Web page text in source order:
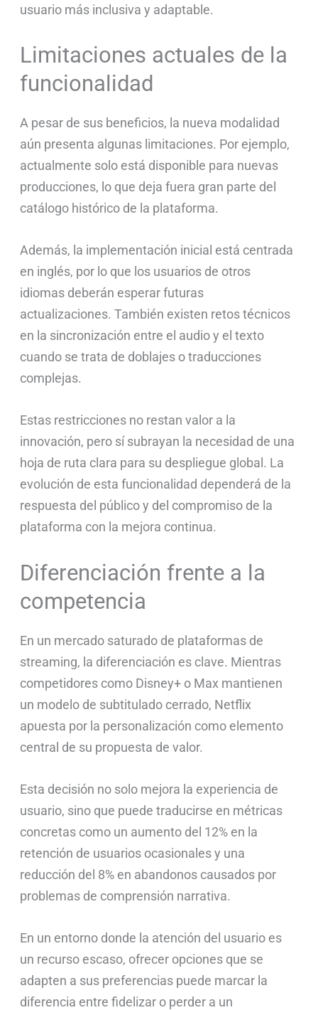
usuario más inclusiva y adaptable.
Limitaciones actuales de la
funcionalidad
A pesar de sus beneficios, la nueva modalidad
aún presenta algunas limitaciones. Por ejemplo,
actualmente solo está disponible para nuevas
producciones, lo que deja fuera gran parte del
catálogo histórico de la plataforma.
Además, la implementación inicial está centrada
en inglés, por lo que los usuarios de otros
idiomas deberán esperar futuras
actualizaciones. También existen retos técnicos
en la sincronización entre el audio y el texto
cuando se trata de doblajes o traducciones
complejas.
Estas restricciones no restan valor a la
innovación, pero sí subrayan la necesidad de una
hoja de ruta clara para su despliegue global. La
evolución de esta funcionalidad dependerá de la
respuesta del público y del compromiso de la
plataforma con la mejora continua.
Diferenciación frente a la
competencia
En un mercado saturado de plataformas de
streaming, la diferenciación es clave. Mientras
competidores como Disney+ o Max mantienen
un modelo de subtitulado cerrado, Netflix
apuesta por la personalización como elemento
central de su propuesta de valor.
Esta decisión no solo mejora la experiencia de
usuario, sino que puede traducirse en métricas
concretas como un aumento del 12% en la
retención de usuarios ocasionales y una
reducción del 8% en abandonos causados por
problemas de comprensión narrativa.
En un entorno donde la atención del usuario es
un recurso escaso, ofrecer opciones que se
adapten a sus preferencias puede marcar la
diferencia entre fidelizar o perder a un